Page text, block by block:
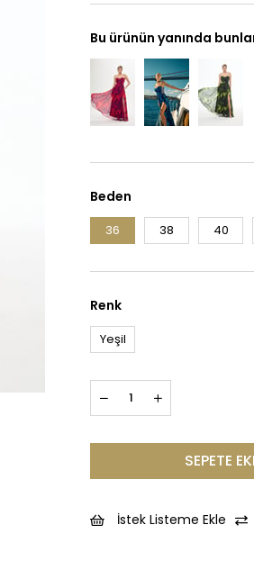
Bu ürünün yanında
Beden
36 38 40
Renk
Yeşil
İstek Listeme Ekle